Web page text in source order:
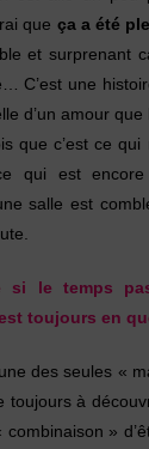
que ça a été
et surprenant
C’est une
d’un amour que
que c’est ce qui
qui est
salle est
si le temps
toujours en
des seules «
toujours à
»